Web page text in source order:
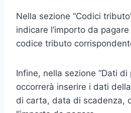
Nella sezione “Codici
indicare l’importo da
codice tributo
Infine, nella sezione “Dati di
occorrerà inserire i dati
di carta, data di scadenza,